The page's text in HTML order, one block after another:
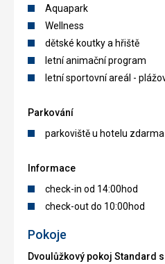
Aquapark
Wellness
dětské koutky a hřiště
letní animační program
letní sportovní areál -
Parkování
parkoviště u hotelu zdarma
Informace
check-in od 14:00hod
check-out do 10:00hod
Pokoje
Dvoulůžkový pokoj Standard